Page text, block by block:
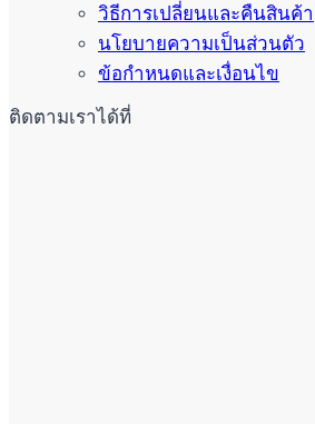
วิธีการเปลี่ยนและคืนสินค้า
นโยบายความเป็นส่วนตัว
ข้อกำหนดและเงื่อนไข
ติดตามเราได้ที่